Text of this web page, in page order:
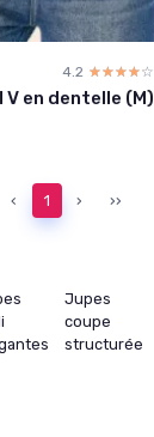
4.2 ☆☆☆☆☆
★★★★★
en dentelle (M)
‹ 1 › ››
Jupes
coupe
structurée